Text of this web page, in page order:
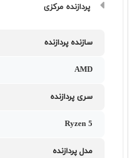
پردازنده مرکزی
سازنده پردازنده
AMD
سری پردازنده
Ryzen 5
مدل پردازنده